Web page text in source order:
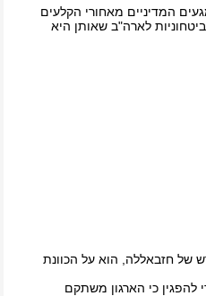
המדיניים מאחורי הקלעים
לארה"ב שאותן היא
של חזבאללה, הוא על הכוונת
להפגין כי הארגון משתקם